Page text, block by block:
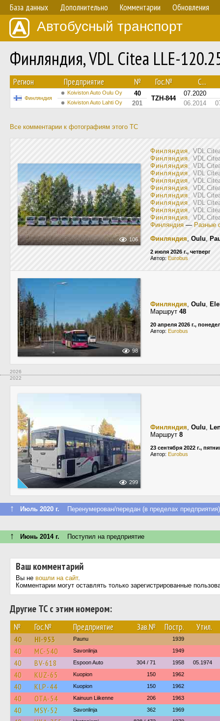
База данных Дополнительно Комментарии Обновления
Автобусный транспорт
Финляндия, VDL Citea LLE-
Регион Предприятие № Гос.№ С...
Финляндия
Koiviston Auto Oulu Oy 40
TZH-844
07.2020
Koiviston Auto Lahti Oy 201 06.2014
Все комментарии к фотографиям этого ТС
106
Финляндия, VDL
Финляндия, VDL
Финляндия, VDL
Финляндия, VDL
Финляндия, VDL
Финляндия, VDL
Финляндия, VDL
Финляндия, VDL
Финляндия, VDL
Финляндия, VDL
Финляндия — Разные
Финляндия, Oulu,
2 июля 2026 г., четверг
Автор: Eurobus
98
Финляндия, Oulu,
Маршрут 48
20 апреля 2026 г.,
Автор: Eurobus
2026
2022
299
Финляндия, Oulu,
Маршрут 8
23 сентября 2022 г.,
Автор: Eurobus
↑ Июль 2020 г. Перенумерован/передан (в пределах предприятия)
↑ Июнь 2014 г. Поступил на предприятие
Ваш комментарий
Вы не вошли на сайт.
Комментарии могут оставлять только зарегистрированные
Другие ТС с этим номером:
№ Гос.№ Предприятие Зав.№ Постр. Утил.
40 HI-953 Paunu 1939
40 MC-540 Savonlinja 1949
40 BV-618 Espoon Auto 304 / 71 1958 05.1974
40 KUZ-65 Kuopion 150 1962
40 KLP-44 Kuopion 150 1962
40 OTA-54 Kainuun Liikenne 206 1963
40 MSY-52 Savonlinja 362 1969